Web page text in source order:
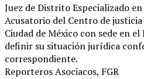
Juez de Distrito Especializado
Acusatorio del Centro de
Ciudad de México con sede en
definir su situación jurídica
correspondiente.
Reporteros Asociacos, FGR